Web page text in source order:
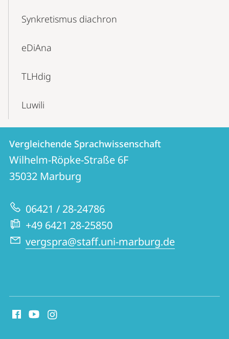
Synkretismus diachron
eDiAna
TLHdig
Luwili
Kontakt
und
Informationen
zur
Website
Kontaktinformationen
Vergleichende
Sprachwissenschaft
Vergleichende Sprachwissenschaft
Wilhelm-Röpke-Straße 6F
35032 Marburg
06421 / 28-24786
+49 6421 28-25850
vergspra@staff.uni-marburg.de
Media